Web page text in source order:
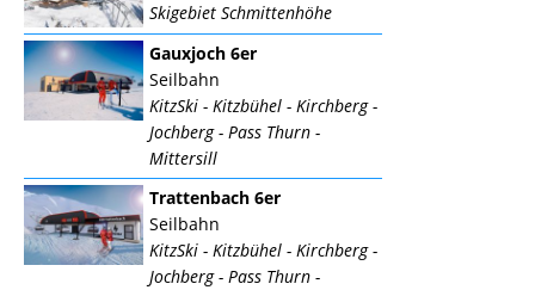
Skigebiet Schmittenhöhe
Gauxjoch 6er
Seilbahn
KitzSki - Kitzbühel - Kirchberg -
Jochberg - Pass Thurn -
Mittersill
Trattenbach 6er
Seilbahn
KitzSki - Kitzbühel - Kirchberg -
Jochberg - Pass Thurn -